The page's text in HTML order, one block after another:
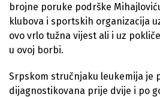
brojne poruke podrške
klubova i sportskih organizacija
ovo vrlo tužna vijest ali i uz
u ovoj borbi.
Srpskom stručnjaku leukemija je
dijagnostikovana prije dvije i po